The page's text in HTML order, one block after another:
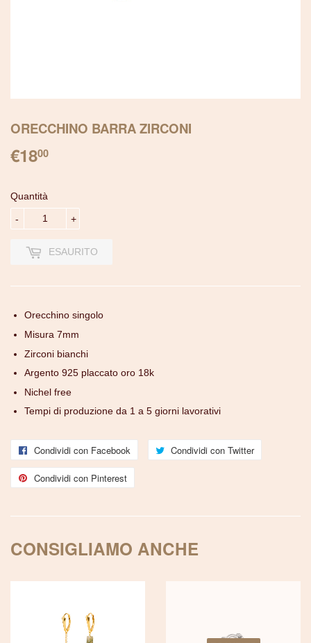
ORECCHINO BARRA ZIRCONI
€1800
Quantità
+
-
ESAURITO
Orecchino singolo
Misura 7mm
Zirconi bianchi
Argento 925 placcato oro 18k
Nichel free
Tempi di produzione da 1 a 5 giorni lavorativi
Condividi con Facebook
CondividiCondividi con Twitter
Condividi con Pinterest
Pinterest
CONSIGLIAMO ANCHE